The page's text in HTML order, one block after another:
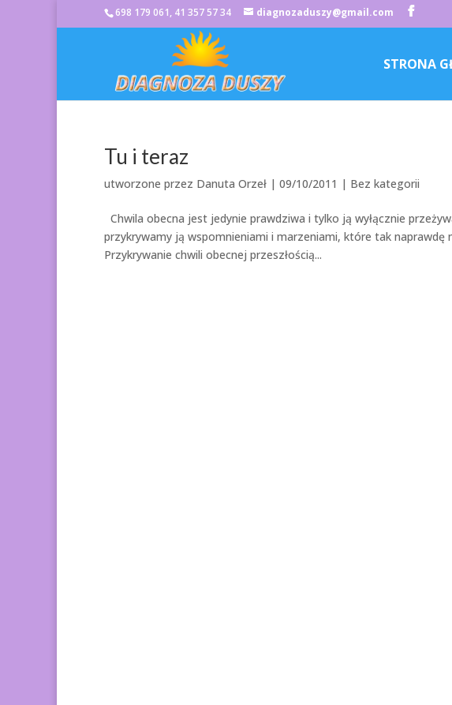
698 179 061, 41 357 57 34 diagnozaduszy@gmail.com
STRONA
Tu i teraz
utworzone przez Danuta Orzeł | 09/10/2011 | Bez kategorii
Chwila obecna jest jedynie prawdziwa i tylko ją wyłącznie
przykrywamy ją wspomnieniami i marzeniami, które tak naprawdę
Przykrywanie chwili obecnej przeszłością...